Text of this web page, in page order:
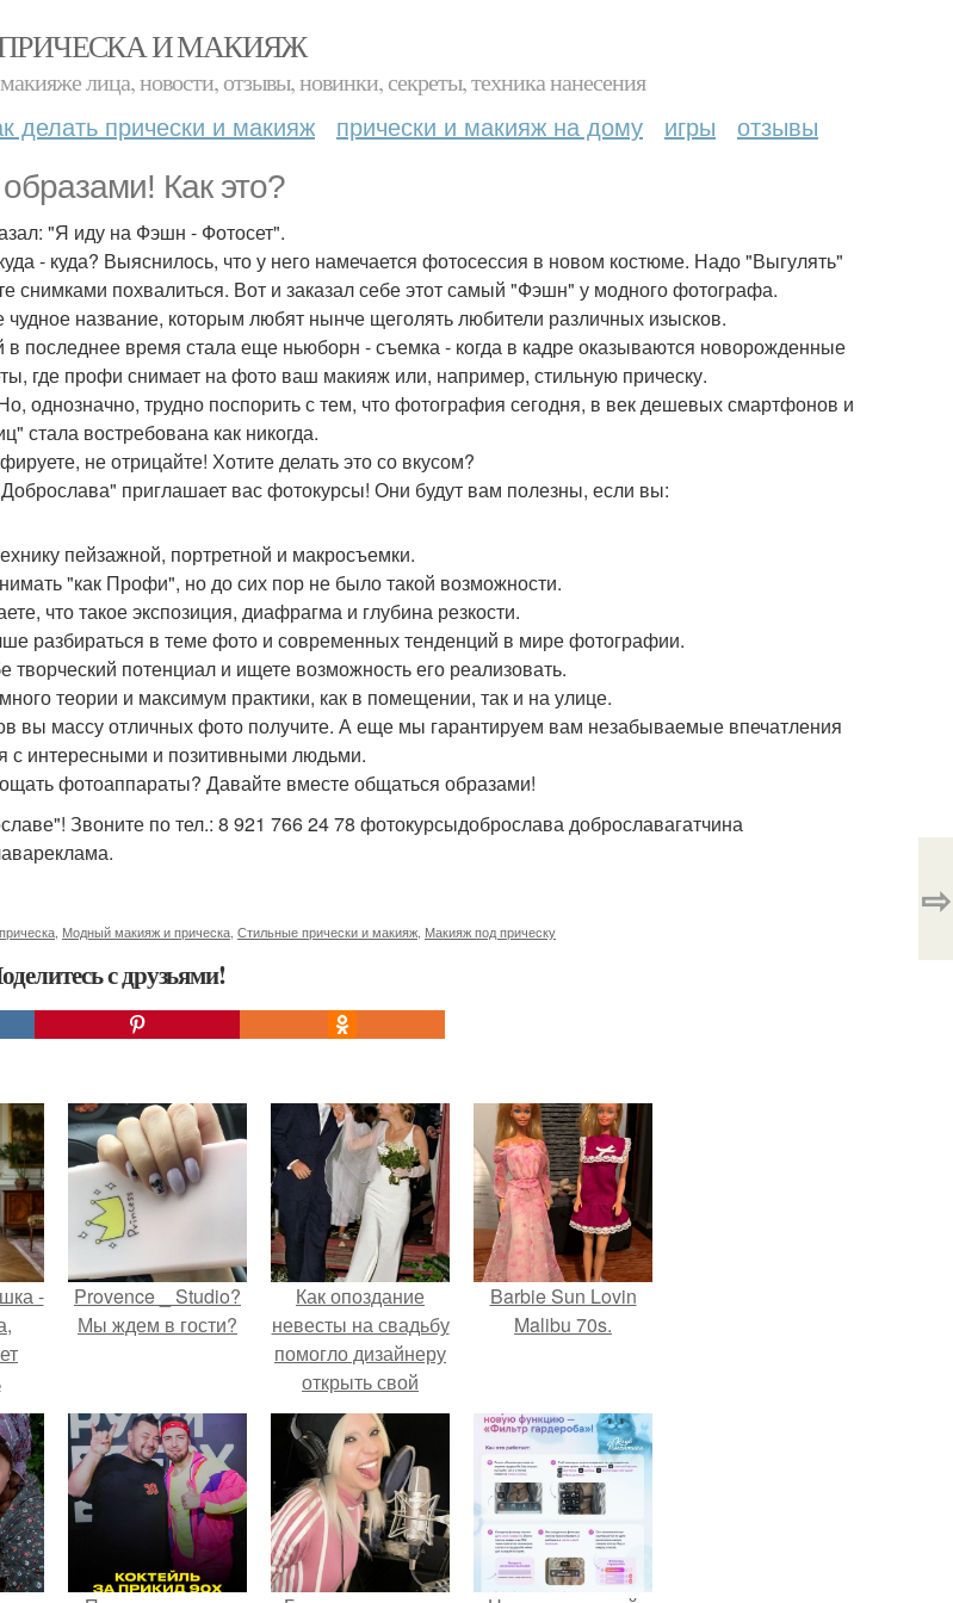
И МАКИЯЖ
лица, новости, отзывы, новинки, секреты, техника нанесения
делать прически и макияж прически и макияж на дому игры отзывы
Как это?
"Я иду на Фэшн - Фотосет".
- куда? Выяснилось, что у него намечается фотосессия в новом костюме. Надо "Выгулять"
снимками похвалиться. Вот и заказал себе этот самый "Фэшн" у модного фотографа.
название, которым любят нынче щеголять любители различных изысков.
в последнее время стала еще ньюборн - съемка - когда в кадре оказываются новорожденные
где профи снимает на фото ваш макияж или, например, стильную прическу.
однозначно, трудно поспорить с тем, что фотография сегодня, в век дешевых смартфонов и
стала востребована как никогда.
не отрицайте! Хотите делать это со вкусом?
приглашает вас фотокурсы! Они будут вам полезны, если вы:
пейзажной, портретной и макросъемки.
"как Профи", но до сих пор не было такой возможности.
что такое экспозиция, диафрагма и глубина резкости.
разбираться в теме фото и современных тенденций в мире фотографии.
творческий потенциал и ищете возможность его реализовать.
теории и максимум практики, как в помещении, так и на улице.
вы массу отличных фото получите. А еще мы гарантируем вам незабываемые впечатления
с интересными и позитивными людьми.
фотоаппараты? Давайте вместе общаться образами!
Звоните по тел.: 8 921 766 24 78 фотокурсыдоброслава доброславагатчина
Модный макияж и прическа Стильные прически и макияж Макияж под прическу
с друзьями!
⇨
-
и
Provence _ Studio?
Мы ждем в гости?
Как опоздание
невесты на свадьбу
помогло дизайнеру
открыть свой
бренд.
Barbie Sun Lovin
Malibu 70s.